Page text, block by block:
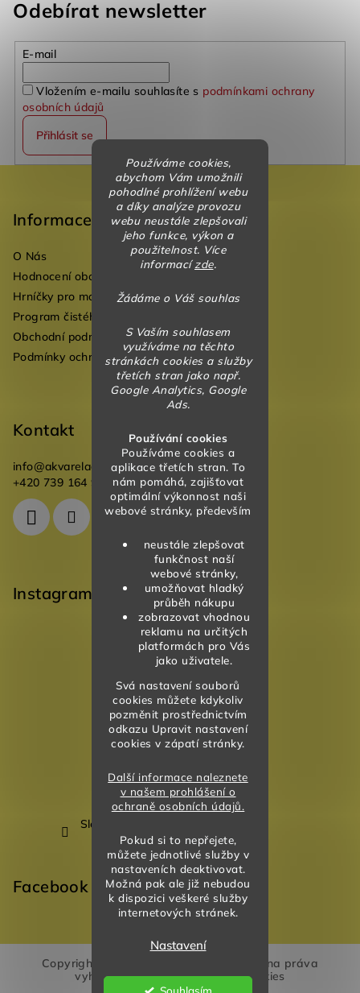
Používáme cookies,
abychom Vám umožnili
pohodlné prohlížení webu
a díky analýze provozu
webu neustále zlepšovali
jeho funkce, výkon a
použitelnost. Více
informacízde.
Žádáme o Váš souhlas
S Vaším souhlasem
využíváme na těchto
stránkách cookies a služby
třetích stran jako např.
Google Analytics, Google
Ads.
Používání cookies
Používáme cookies a
aplikace třetích stran. To
nám pomáhá, zajišťovat
optimální výkonnost naši
webové stránky, především
neustále zlepšovat
funkčnost naší
webové stránky,
umožňovat hladký
průběh nákupu
zobrazovat vhodnou
reklamu na určitých
platformách pro Vás
jako uživatele.
Svá nastavení souborů
cookies můžete kdykoliv
pozměnit prostřednictvím
odkazu Upravit nastavení
cookies v zápatí stránky.
Další informace naleznete
v našem prohlášení o
ochraně osobních údajů.
Pokud si to nepřejete,
můžete jednotlivé služby v
nastaveních deaktivovat.
Možná pak ale již nebudou
k dispozici veškeré služby
internetových stránek.
Nastavení
Souhlasím
Odebírat newsletter
E-mail
Vložením e-mailu souhlasíte s podmínkami ochrany
osobních údajů
Přihlásit se
Informace
O Nás
Hodnocení obchodu
Hrníčky pro mateřské školky
Program čistého vzduchu pro mateřské školy
Obchodní podmínky
Podmínky ochrany osobních údajů
Kontakt
info@akvareladesign.cz
+420 739 164 946
Instagram
Sledovat na Instagramu
Facebook
Copyright 2026
. Všechna práva
vyhrazena.Upravit nastavení cookies